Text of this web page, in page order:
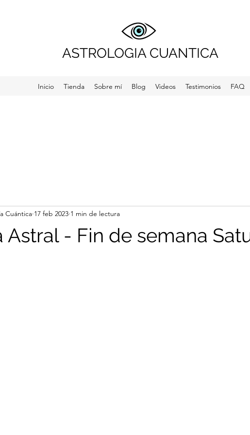
ASTROLOGIA CUANTICA
Inicio Tienda Sobre mí Blog Videos Testimonios FAQ
Astral - Fin de semana
Cuántica 17 feb 2023 1 min de lectura